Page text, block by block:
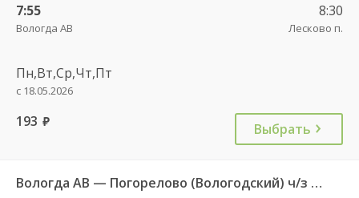
7:55
Вологда АВ
8:30
Лесково п.
Пн,Вт,Ср,Чт,Пт
с 18.05.2026
193 руб. Выбрать
Вологда АВ — Погорелово (Вологодский) ч/з Новый Источник 422